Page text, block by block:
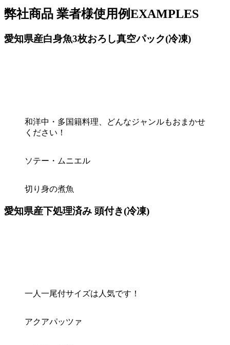
弊社商品 業者様使用例EXAMPLES
愛知県産白身魚3枚おろし真空パック(冷凍)
和洋中・多国籍料理、どんなジャンルもおまかせ
ください！
ソテー・ムニエル
切り身の煮魚
愛知県産下処理済み 頭付き(冷凍)
一人一尾付サイズは人気です！
アクアパッツァ